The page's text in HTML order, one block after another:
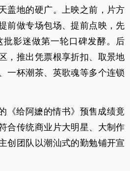
盖地的硬广。上映之前，片方
前做专场包场、提前点映，先
影迷做第一轮口碑发酵。后
，推出凭票根享折扣、取景地
一杯潮茶、英歌魂等多个连锁
《给阿嬷的情书》预售成绩竟
合传统商业片大明星、大制作
创团队以潮汕式的勤勉铺开宣